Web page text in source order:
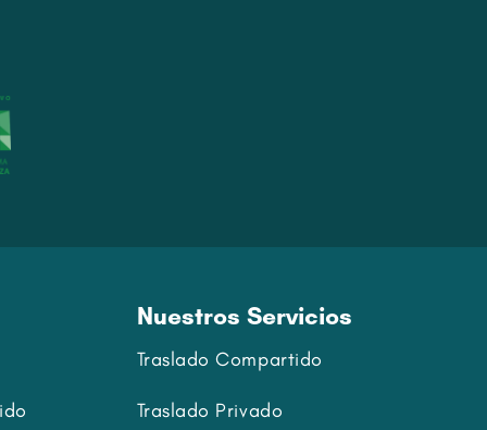
Nuestros Servicios
Traslado Compartido
Traslado Privado